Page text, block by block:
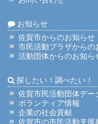
お知らせ
佐賀市からのお知らせ
市民活動プラザからの
活動団体からのお知ら
探したい！調べたい！
佐賀市民活動団体デー
ボランティア情報
企業の社会貢献
佐賀市の市民活動支援